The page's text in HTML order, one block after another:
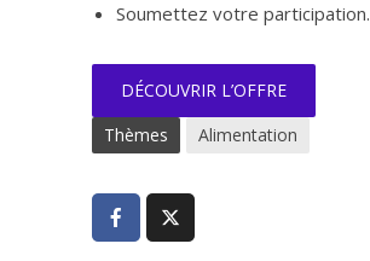
Soumettez votre participation.
DÉCOUVRIR L’OFFRE
Thèmes
Alimentation